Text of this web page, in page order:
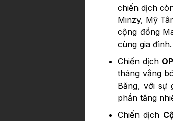
chiến dịch
Minzy, Mỹ
cộng đồng
cùng gia đình.
Chiến dịch
tháng vắng
Băng, với sự
phần tăng
Chiến dịch